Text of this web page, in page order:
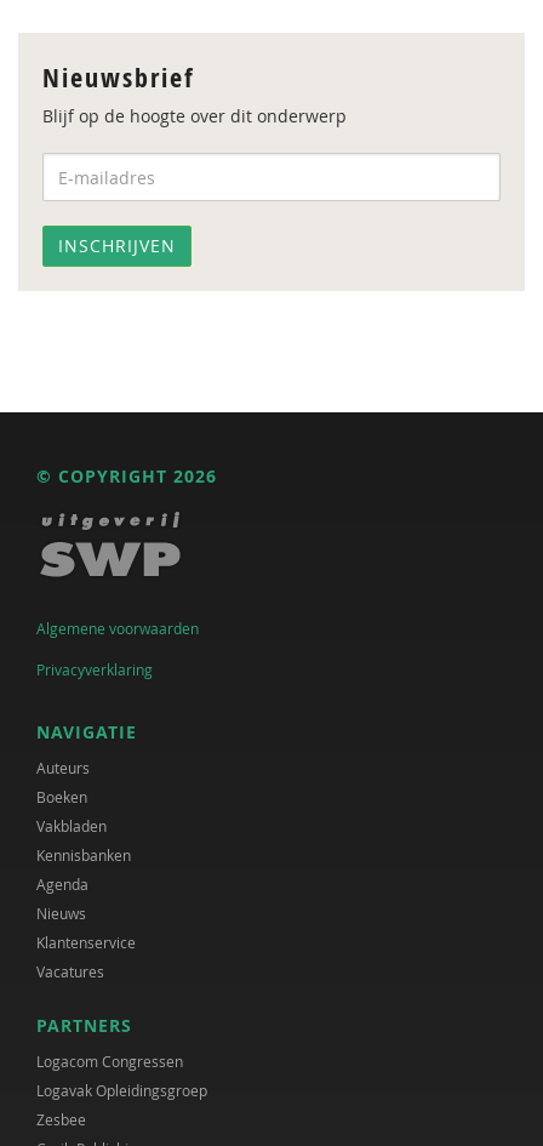
Nieuwsbrief
Blijf op de hoogte over dit onderwerp
© COPYRIGHT 2026
Algemene voorwaarden
Privacyverklaring
NAVIGATIE
Auteurs
Boeken
Vakbladen
Kennisbanken
Agenda
Nieuws
Klantenservice
Vacatures
PARTNERS
Logacom Congressen
Logavak Opleidingsgroep
Zesbee